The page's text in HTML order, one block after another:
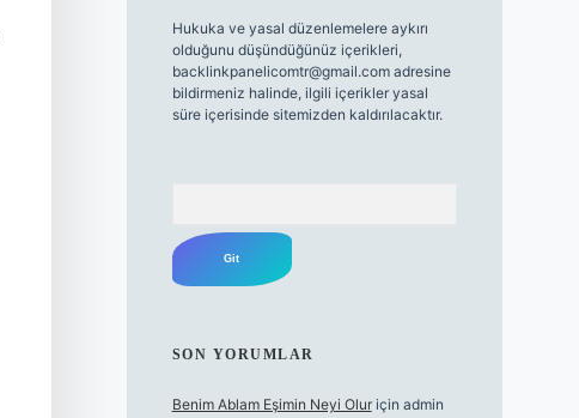
Hukuka ve yasal düzenlemelere aykırı
olduğunu düşündüğünüz içerikleri,
backlinkpanelicomtr@gmail.comadresine
bildirmeniz halinde, ilgili içerikler yasal
süre içerisinde sitemizden kaldırılacaktır.
SON YORUMLAR
Benim Ablam Eşimin Neyi Oluriçin admin